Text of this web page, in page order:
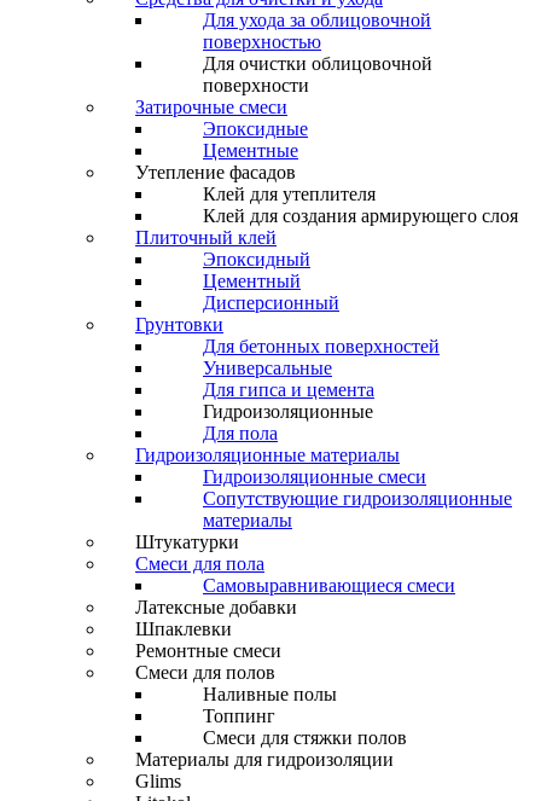
Для ухода за облицовочной
поверхностью
Для очистки облицовочной
поверхности
Затирочные смеси
Эпоксидные
Цементные
Утепление фасадов
Клей для утеплителя
Клей для создания армирующего слоя
Плиточный клей
Эпоксидный
Цементный
Дисперсионный
Грунтовки
Для бетонных поверхностей
Универсальные
Для гипса и цемента
Гидроизоляционные
Для пола
Гидроизоляционные материалы
Гидроизоляционные смеси
Сопутствующие гидроизоляционные
материалы
Штукатурки
Смеси для пола
Самовыравнивающиеся смеси
Латексные добавки
Шпаклевки
Ремонтные смеси
Смеси для полов
Наливные полы
Топпинг
Смеси для стяжки полов
Материалы для гидроизоляции
Glims